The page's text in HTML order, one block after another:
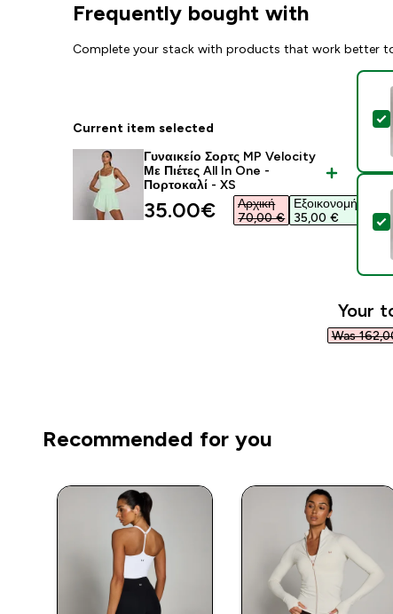
Frequently bought with
Complete your stack with products that work better
Current item selected
Γυναικείο Σορτς MP Velocity
Με Πιέτες All In One -
Πορτοκαλί - XS
discounted price
35.00€‎
Αρχική
70,00 €‎
Εξοικονομήστε
35,00 €‎
Your
Was
Recommended for you